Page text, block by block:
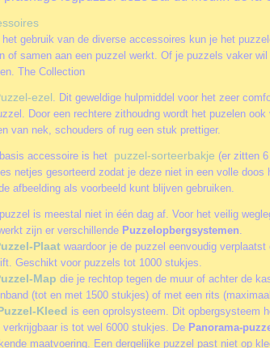
het gebruik van de diverse accessoires kun je het
of samen aan een puzzel werkt. Of je puzzels vaker
The Collection
ezel. Dit geweldige hulpmiddel voor het zeer
Door een rechtere zithoudng wordt het puzelen
van nek, schouders of rug een stuk prettiger.
accessoire is het puzzel-sorteerbakje (er zitten
netjes gesorteerd zodat je deze niet in een volle doos
afbeelding als voorbeeld kunt blijven gebruiken.
is meestal niet in één dag af. Voor het veilig
zijn er verschillende Puzzelopbergsystemen.
Plaat waardoor je de puzzel eenvoudig
Geschikt voor puzzels tot 1000 stukjes.
Map die je rechtop tegen de muur of achter de
(tot en met 1500 stukjes) of met een rits
Kleed is een oprolsysteem. Dit opbergsysteem
verkrijgbaar is tot wel 6000 stukjes. De Panorama-
maatvoering. Een dergelijke puzzel past niet op